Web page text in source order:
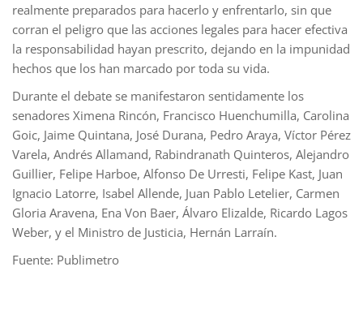
realmente preparados para hacerlo y enfrentarlo, sin que
corran el peligro que las acciones legales para hacer efectiva
la responsabilidad hayan prescrito, dejando en la impunidad
hechos que los han marcado por toda su vida.
Durante el debate se manifestaron sentidamente los
senadores Ximena Rincón, Francisco Huenchumilla, Carolina
Goic, Jaime Quintana, José Durana, Pedro Araya, Víctor Pérez
Varela, Andrés Allamand, Rabindranath Quinteros, Alejandro
Guillier, Felipe Harboe, Alfonso De Urresti, Felipe Kast, Juan
Ignacio Latorre, Isabel Allende, Juan Pablo Letelier, Carmen
Gloria Aravena, Ena Von Baer, Álvaro Elizalde, Ricardo Lagos
Weber, y el Ministro de Justicia, Hernán Larraín.
Fuente: Publimetro